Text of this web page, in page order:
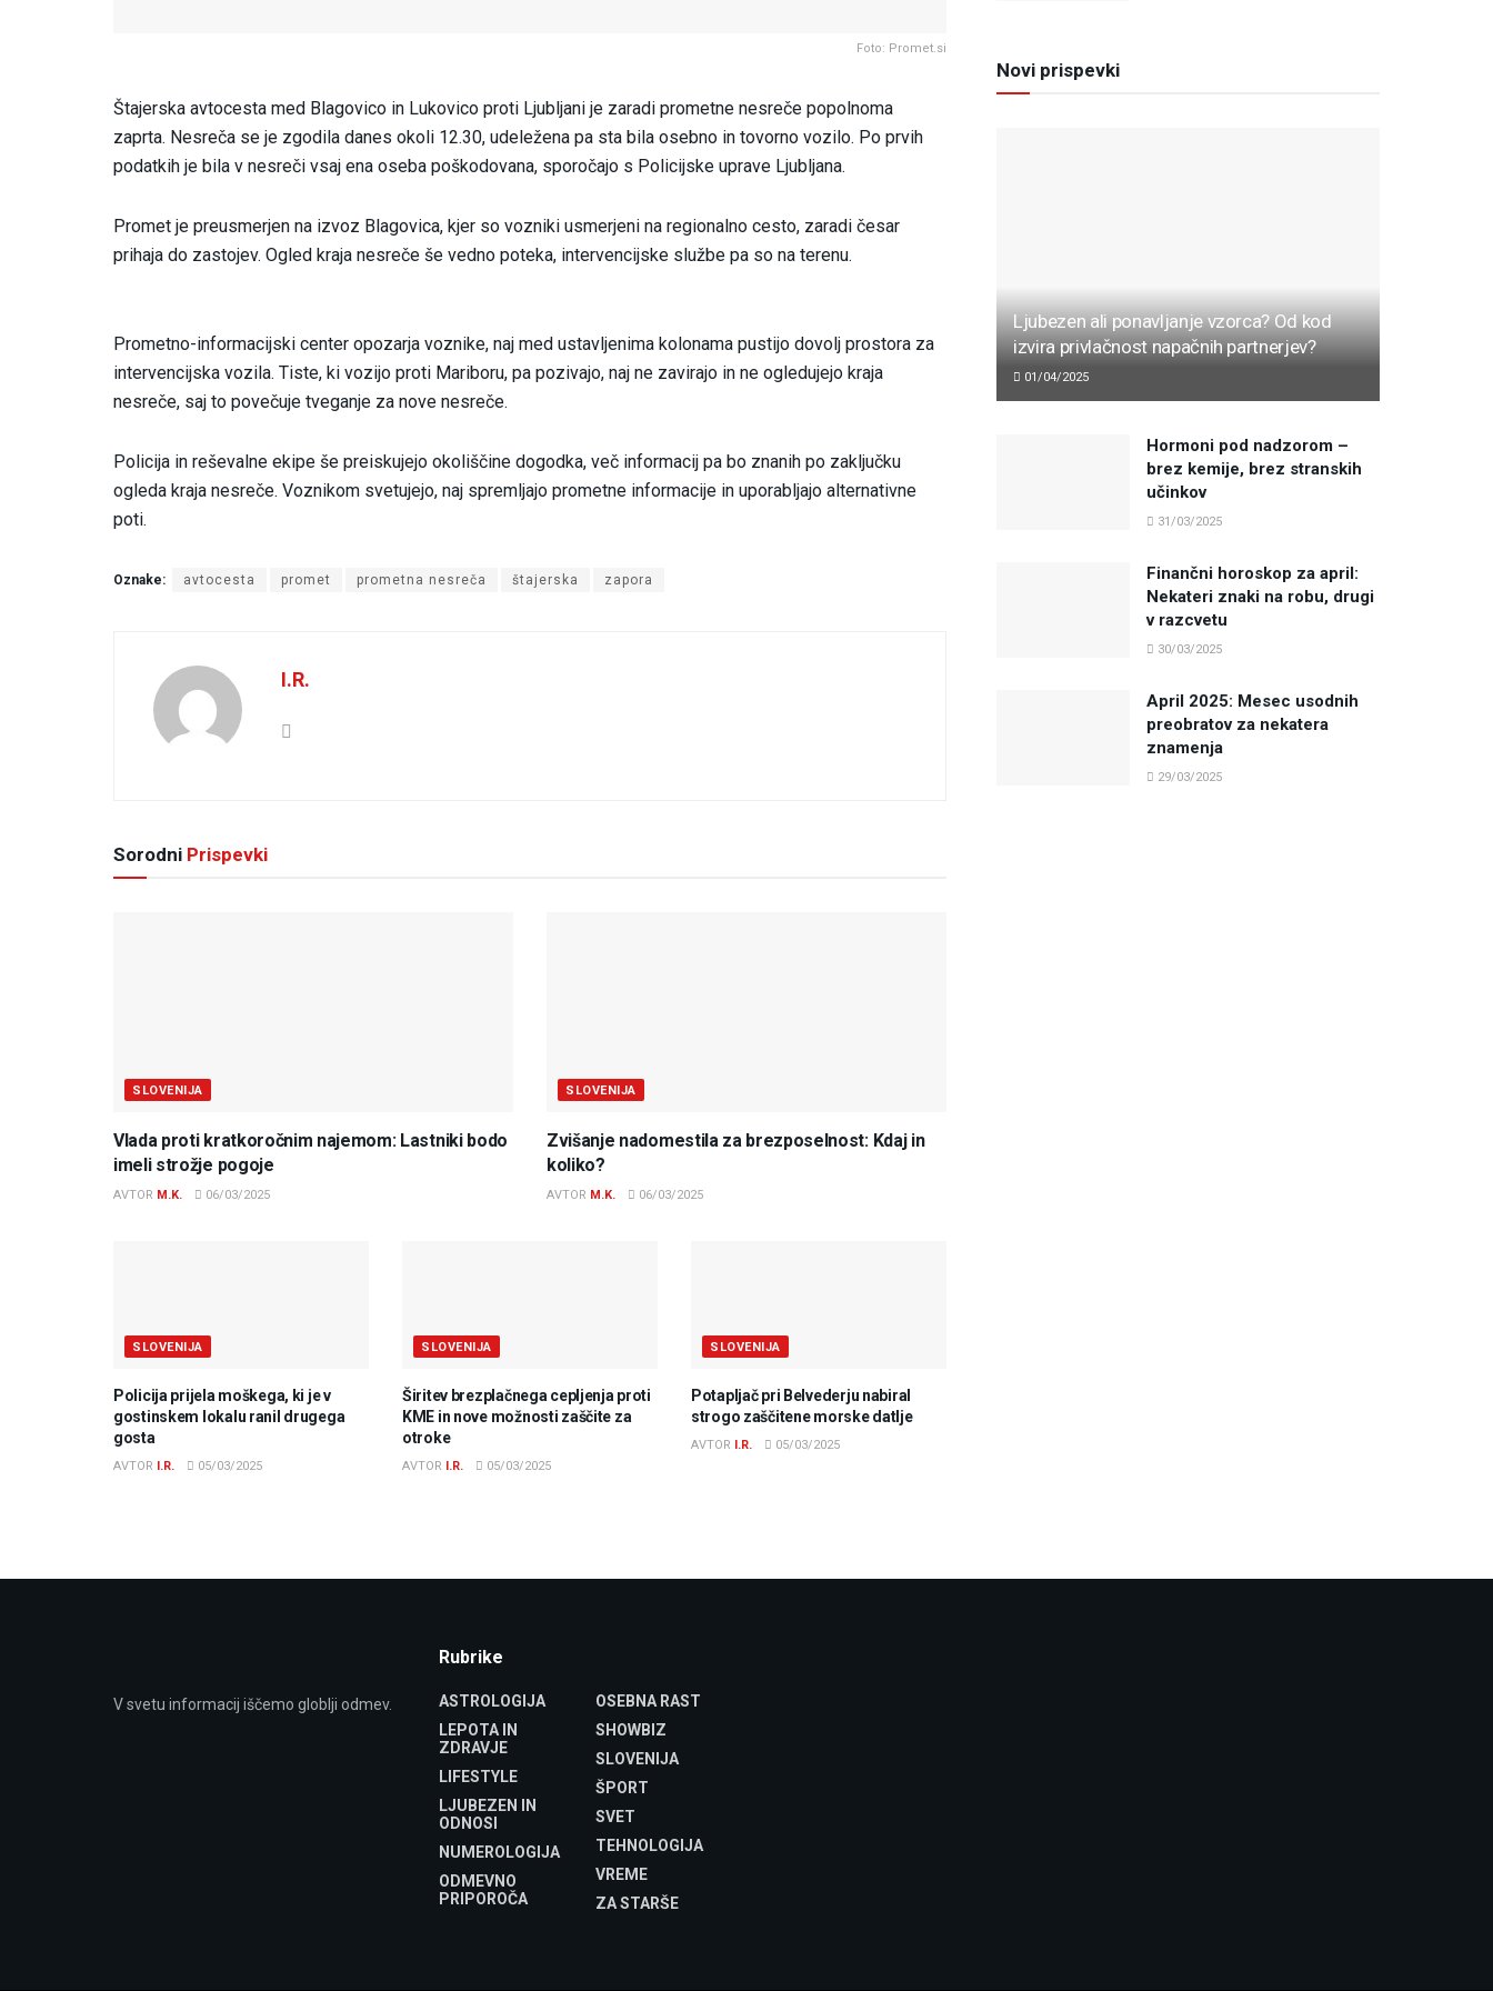
Foto: Promet.si
Štajerska avtocesta med Blagovico in Lukovico proti Ljubljani je zaradi prometne nesreče popolnoma
zaprta. Nesreča se je zgodila danes okoli 12.30, udeležena pa sta bila osebno in tovorno vozilo. Po prvih
podatkih je bila v nesreči vsaj ena oseba poškodovana, sporočajo s Policijske uprave Ljubljana.
Promet je preusmerjen na izvoz Blagovica, kjer so vozniki usmerjeni na regionalno cesto, zaradi česar
prihaja do zastojev. Ogled kraja nesreče še vedno poteka, intervencijske službe pa so na terenu.
Prometno-informacijski center opozarja voznike, naj med ustavljenima kolonama pustijo dovolj prostora za
intervencijska vozila. Tiste, ki vozijo proti Mariboru, pa pozivajo, naj ne zavirajo in ne ogledujejo kraja
nesreče, saj to povečuje tveganje za nove nesreče.
Policija in reševalne ekipe še preiskujejo okoliščine dogodka, več informacij pa bo znanih po zaključku
ogleda kraja nesreče. Voznikom svetujejo, naj spremljajo prometne informacije in uporabljajo alternativne
poti.
Oznake: avtocesta promet prometna nesreča štajerska zapora
I.R.
Sorodni Prispevki
SLOVENIJA
Vlada proti kratkoročnim najemom: Lastniki bodo
imeli strožje pogoje
AVTOR M.K. 06/03/2025
SLOVENIJA
Zvišanje nadomestila za brezposelnost: Kdaj in
koliko?
AVTOR M.K. 06/03/2025
SLOVENIJA
Policija prijela moškega, ki je v
gostinskem lokalu ranil drugega
gosta
AVTOR I.R. 05/03/2025
SLOVENIJA
Širitev brezplačnega cepljenja proti
KME in nove možnosti zaščite za
otroke
AVTOR I.R. 05/03/2025
SLOVENIJA
Potapljač pri Belvederju nabiral
strogo zaščitene morske datlje
AVTOR I.R. 05/03/2025
Novi prispevki
Ljubezen ali ponavljanje vzorca? Od kod
izvira privlačnost napačnih partnerjev?
01/04/2025
Hormoni pod nadzorom –
brez kemije, brez stranskih
učinkov
31/03/2025
Finančni horoskop za april:
Nekateri znaki na robu, drugi
v razcvetu
30/03/2025
April 2025: Mesec usodnih
preobratov za nekatera
znamenja
29/03/2025
V svetu informacij iščemo globlji odmev.
Rubrike
ASTROLOGIJA
LEPOTA IN
ZDRAVJE
LIFESTYLE
LJUBEZEN IN
ODNOSI
NUMEROLOGIJA
ODMEVNO
PRIPOROČA
OSEBNA RAST
SHOWBIZ
SLOVENIJA
ŠPORT
SVET
TEHNOLOGIJA
VREME
ZA STARŠE